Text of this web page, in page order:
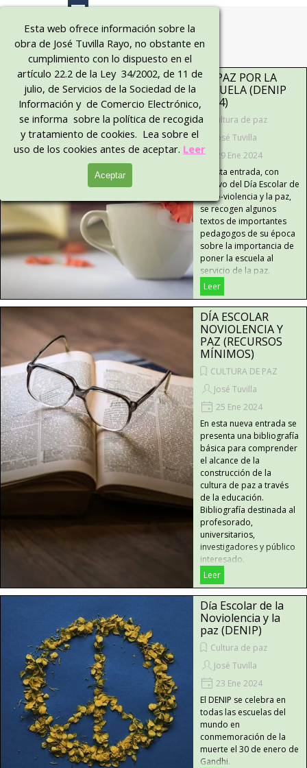
Esta web ofrece información sobre la
obra de José Tuvilla Rayo, no obstante en
cumplimiento con lo dispuesto en el
artículo 22.2 de la Ley 34/2002, de 11 de
julio, de Servicios de la Sociedad de la
Información y de Comercio Electrónico,
se informa sobre la política de recogida
y tratamiento de cookies. Lea sobre el
uso de los cookies antes de aceptar. Leer
Aceptar
Vaya al Contenido
Bienveni
dos al
sitio
oficial
LA PAZ POR LA
ESCUELA (DENIP
2024)
Cultura de paz
José Tuvilla
29 Ene 2024
En esta entrada, con
motivo del Día Escolar de
la No-violencia y la paz,
se recogen algunos
textos de importantes
pedagogos de su época
sobre la importancia de
poner la escuela al
servicio de la paz.
Leer
DÍA ESCOLAR
NOVIOLENCIA Y
PAZ (RECURSOS
MÍNIMOS)
CULTURA DE PAZ
José Tuvilla
25 Ene 2024
En esta nueva entrada se
presenta una bibliografía
básica para comprender
el alcance de la
construcción de la
cultura de paz a través
de la educación.
Bibliografía destinada al
profesorado,
universitarios,
investigadores y público
interesado.
Leer
Día Escolar de la
Noviolencia y la
paz (DENIP)
Cultura de paz
José Tuvilla
23 Ene 2024
El DENIP se celebra en
todas las escuelas del
mundo en
conmemoración de la
muerte el 30 de enero de
Gandhi.